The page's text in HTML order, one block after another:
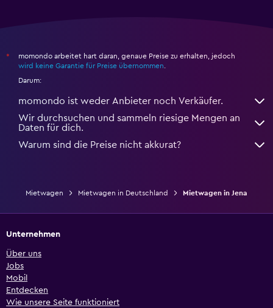
*
momondo arbeitet hart daran, genaue Preise zu erhalten, jedoch
wird keine Garantie für Preise übernommen
Darum:
momondo ist weder Anbieter noch Verkäufer.
Wir durchsuchen und sammeln riesige Mengen an
Daten für dich.
Warum sind die Preise nicht akkurat?
Mietwagen Mietwagen in Deutschland Mietwagen in Jena
Unternehmen
Über uns
Jobs
Mobil
Entdecken
Wie unsere Seite funktioniert